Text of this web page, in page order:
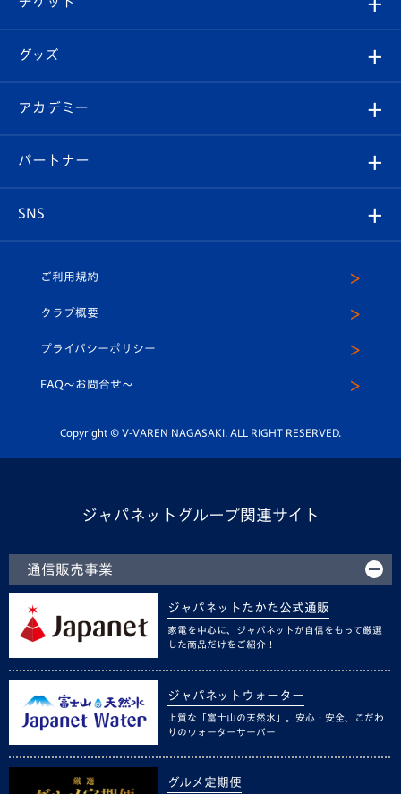
チケット
イベント
メディア
ホームタウン
エンブレム紹介
スタッフプロフィール
マスコット紹介
平和祈念活動
ホームタウン活動
はじめての観戦ガイド
Revive Team
ヴィヴィくんの長崎おもてなしガイド
フォトギャラリー
スタジアムグルメ
チケット
V-LOVERS（ファンクラブ）
プレイヤーズスイート
グッズ
オンラインショップ
店舗情報
アカデミー
育成からのお知らせ
U-18
スクール
パートナー
SNS
ヴィヴィくんインスタグラム
公式LINE＠
ご利用規約
クラブ概要
プライバシーポリシー
FAQ〜お問合せ〜
Copyright © V-VAREN NAGASAKI. ALL RIGHT RESERVED.
ジャパネットグループ関連サイト
通信販売事業
ジャパネットたかた公式通販
家電を中心に、ジャパネットが自信をもって厳選
した商品だけをご紹介！
ジャパネットウォーター
上質な「富士山の天然水」。安心・安全、こだわ
りのウォーターサーバー
グルメ定期便